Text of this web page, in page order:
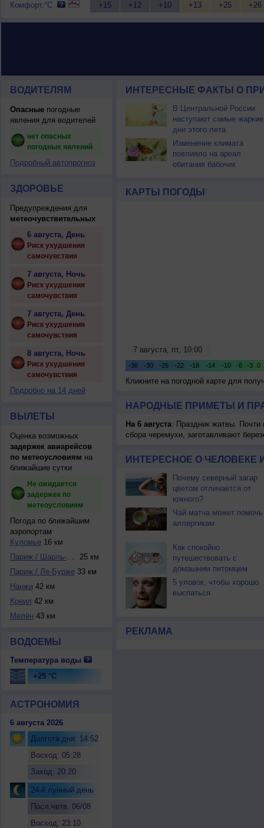
Комфорт,°C
+15
+12
+10
+13
+25
+26
ВОДИТЕЛЯМ
Опасныепогодные
явления для водителей
нет опасных
погодных явлений
Подробный автопрогноз
ЗДОРОВЬЕ
Предупреждения для
метеочувствительных
6 августа, День
Риск ухудшения
самочувствия
7 августа, Ночь
Риск ухудшения
самочувствия
7 августа, День
Риск ухудшения
самочувствия
8 августа, Ночь
Риск ухудшения
самочувствия
Подробно на 14 дней
ВЫЛЕТЫ
Оценка возможных
задержек авиарейсов
по метеоусловиям на
ближайшие сутки
Не ожидается
задержек по
метеоусловиям
Погода по ближайшим
аэропортам
Куломье16 км
Париж / Шарль-де-...
25 км
Париж / Ле-Бурже33 км
Нанжи 42 км
Креил 42 км
Мелён 43 км
ВОДОЕМЫ
Температура воды
+25 °C
АСТРОНОМИЯ
6 августа 2026
Долгота дня: 14:52
Восход: 05:28
Заход: 20:20
24-й лунный день
Посл.четв. 06/08
Восход: 23:10
ИНТЕРЕСНЫЕ ФАКТЫ О
В Центральной России
наступают самые жаркие
дни этого лета
Изменение климата
повлияло на ареал
обитания бабочек
КАРТЫ ПОГОДЫ
Кликните на погодной карте для
НАРОДНЫЕ ПРИМЕТЫ И
На 6 августа: Праздник жатвы. Почти
сбора черемухи, заготавливают
ИНТЕРЕСНОЕ О ЧЕЛОВЕКЕ
Почему северный загар
цветом отличается от
южного?
Чай матча может помочь
аллергикам
Как спокойно
путешествовать с
домашним питомцем
5 уловок, чтобы хорошо
выспаться
РЕКЛАМА